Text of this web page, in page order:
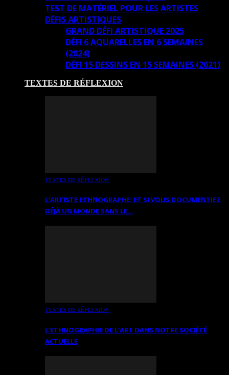
TEST DE MATÉRIEL POUR LES ARTISTES
DÉFIS ARTISTIQUES
GRAND DÉFI ARTISTIQUE 2025
DÉFI 6 AQUARELLES EN 6 SEMAINES
(2024)
DÉFI 15 DESSINS EN 15 SEMAINES (2021)
TEXTES DE RÉFLEXION
TEXTES DE RÉFLEXION
L’ARTISTE ETHNOGRAPHE: ET SI VOUS DOCUMENTIEZ
DÉJÀ UN MONDE SANS LE…
TEXTES DE RÉFLEXION
L’ETHNOGRAPHIE DE L’ART DANS NOTRE SOCIÉTÉ
ACTUELLE